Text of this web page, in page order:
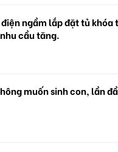
ngầm lắp đặt tủ
cầu tăng.
muốn sinh con, lần